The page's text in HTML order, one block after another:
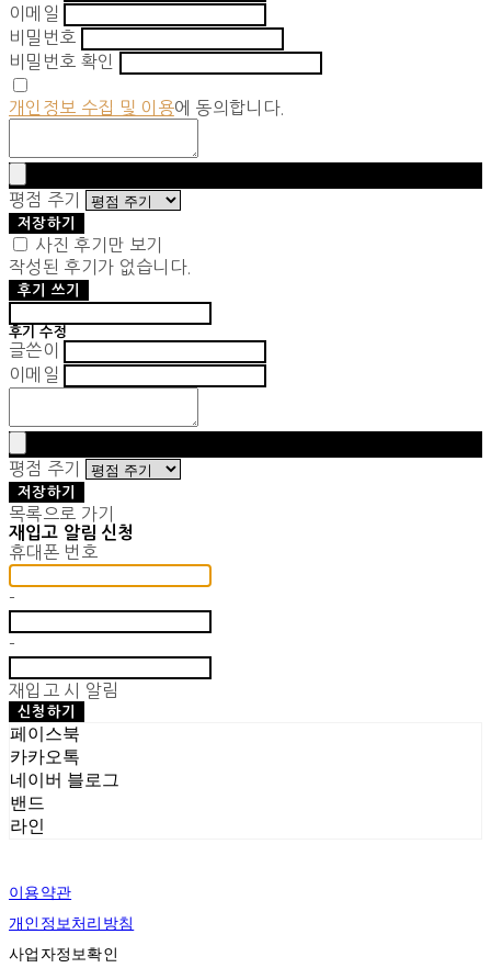
이메일
비밀번호
비밀번호 확인
개인정보 수집 및 이용에 동의합니다.
평점 주기
저장하기
사진 후기만 보기
작성된 후기가 없습니다.
후기 쓰기
후기 수정
글쓴이
이메일
평점 주기
저장하기
목록으로 가기
재입고 알림 신청
휴대폰 번호
-
-
재입고 시 알림
신청하기
페이스북
카카오톡
네이버 블로그
밴드
라인
이용약관
개인정보처리방침
사업자정보확인